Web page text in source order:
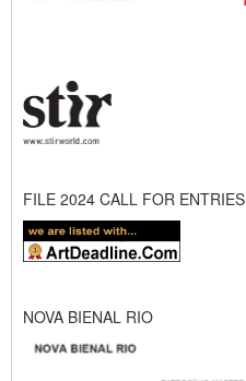
FILE 2024 CALL FOR ENTRIES
NOVA BIENAL RIO